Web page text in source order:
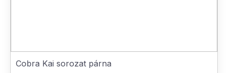
Cobra Kai sorozat párna